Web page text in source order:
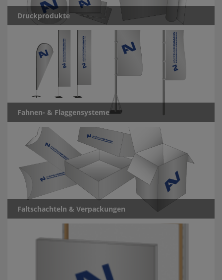
Faltschachteln & Verpackungen
Druckprodukte
Fahnen- & Flaggensysteme